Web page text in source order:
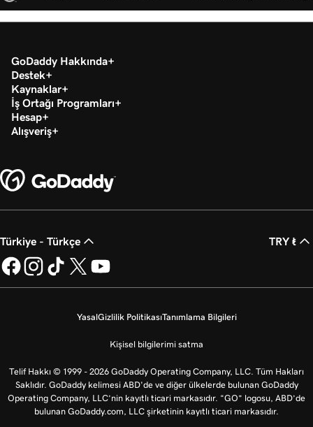
GoDaddy Hakkında
Destek
Kaynaklar
İş Ortağı Programları
Hesap
Alışveriş
Türkiye - Türkçe TRY ₺
YasalGizlilik PolitikasıTanımlama Bilgileri
Kişisel bilgilerimi satma
Telif Hakkı © 1999 - 2026 GoDaddy Operating Company, LLC. Tüm Hakları
Saklıdır. GoDaddy kelimesi ABD'de ve diğer ülkelerde bulunan GoDaddy
Operating Company, LLC’nin kayıtlı ticari markasıdır. “GO” logosu, ABD’de
bulunan GoDaddy.com, LLC şirketinin kayıtlı ticari markasıdır.